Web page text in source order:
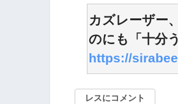
カズレーザー
のにも「十分
https://
レスにコメント